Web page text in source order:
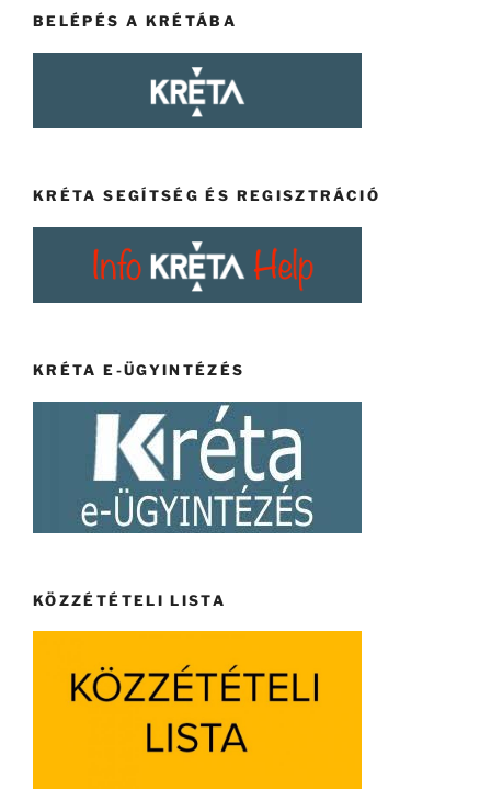
BELÉPÉS A KRÉTÁBA
KRÉTA SEGÍTSÉG ÉS REGISZTRÁCIÓ
KRÉTA E-ÜGYINTÉZÉS
KÖZZÉTÉTELI LISTA